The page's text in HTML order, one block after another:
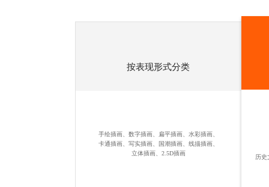
按表现形式分类
手绘插画、数字插画、扁平插画、水彩插画、
卡通插画、写实插画、国潮插画、线描插画、
立体插画、2.5D插画
历史